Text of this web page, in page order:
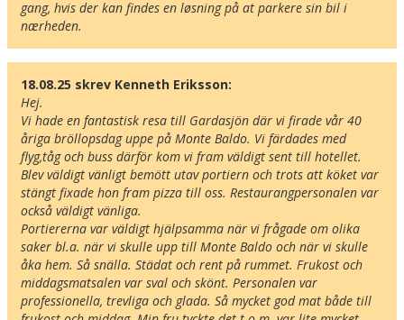
Här ligger hotellet
Visa alla Happydays hotell i Italien
Flygplatser
Museer
Radie runt hotellet:
Hitta vägen till hotellet
Hotel Malcesine
Piazza Pallone 2
I-37018 Malcesine
gang, hvis der kan findes en løsning på at parkere sin bil i
nærheden.
18.08.25 skrev Kenneth Eriksson:
Hej.
Vi hade en fantastisk resa till Gardasjön där vi firade vår 40
åriga bröllopsdag uppe på Monte Baldo. Vi färdades med
flyg,tåg och buss därför kom vi fram väldigt sent till hotellet.
Blev väldigt vänligt bemött utav portiern och trots att köket var
stängt fixade hon fram pizza till oss. Restaurangpersonalen var
också väldigt vänliga.
Portiererna var väldigt hjälpsamma när vi frågade om olika
saker bl.a. när vi skulle upp till Monte Baldo och när vi skulle
åka hem. Så snälla. Städat och rent på rummet. Frukost och
middagsmatsalen var sval och skönt. Personalen var
professionella, trevliga och glada. Så mycket god mat både till